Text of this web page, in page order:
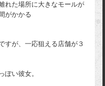
れた場所に大きなモールが
がかかる
すが、一応狙える店舗が３
ぽい彼女。